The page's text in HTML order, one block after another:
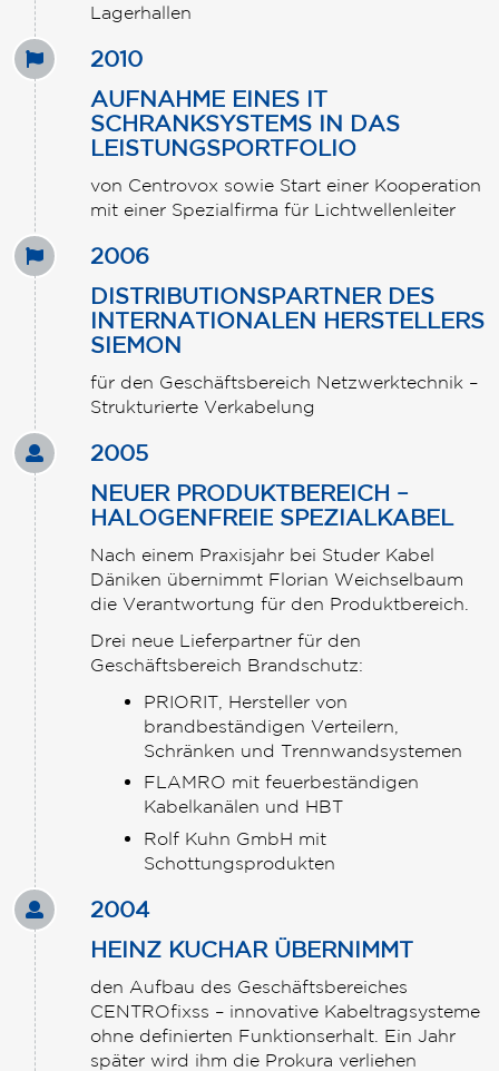
Lagerhallen
2010
AUFNAHME EINES IT
SCHRANKSYSTEMS IN DAS
LEISTUNGSPORTFOLIO
von Centrovox sowie Start einer Kooperation
mit einer Spezialfirma für Lichtwellenleiter
2006
DISTRIBUTIONSPARTNER DES
INTERNATIONALEN HERSTELLERS
SIEMON
für den Geschäftsbereich Netzwerktechnik –
Strukturierte Verkabelung
2005
NEUER PRODUKTBEREICH –
HALOGENFREIE SPEZIALKABEL
Nach einem Praxisjahr bei Studer Kabel
Däniken übernimmt Florian Weichselbaum
die Verantwortung für den Produktbereich.
Drei neue Lieferpartner für den
Geschäftsbereich Brandschutz:
PRIORIT, Hersteller von
brandbeständigen Verteilern,
Schränken und Trennwandsystemen
FLAMRO mit feuerbeständigen
Kabelkanälen und HBT
Rolf Kuhn GmbH mit
Schottungsprodukten
2004
HEINZ KUCHAR ÜBERNIMMT
den Aufbau des Geschäftsbereiches
CENTROfixss – innovative Kabeltragsysteme
ohne definierten Funktionserhalt. Ein Jahr
später wird ihm die Prokura verliehen